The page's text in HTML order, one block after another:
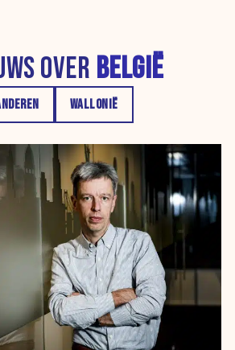
OVER BELGIË
WALLONIË